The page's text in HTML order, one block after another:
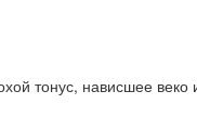
тонус, нависшее веко